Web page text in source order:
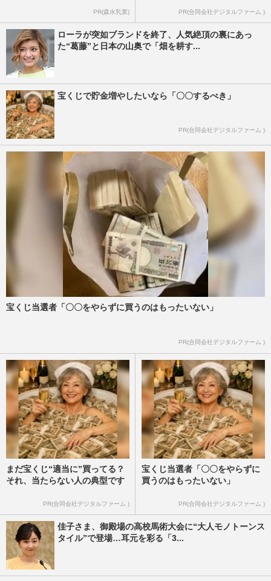
PR(森永乳業) PR(合同会社デジタルファーム )
ローラが突如ブランドを終了、人気絶頂の裏にあっ
た“葛藤”と日本の山奥で「畑を耕す...
宝くじで貯金増やしたいなら「〇〇するべき」
PR(合同会社デジタルファーム )
宝くじ当選者「〇〇をやらずに買うのはもったいない」
PR(合同会社デジタルファーム )
まだ宝くじ“適当に”買ってる？
それ、当たらない人の典型です
PR(合同会社デジタルファーム )
宝くじ当選者「〇〇をやらずに
買うのはもったいない」
PR(合同会社デジタルファーム )
佳子さま、御殿場の高校馬術大会に“大人モノトーンス
タイル”で登場…耳元を彩る「3...